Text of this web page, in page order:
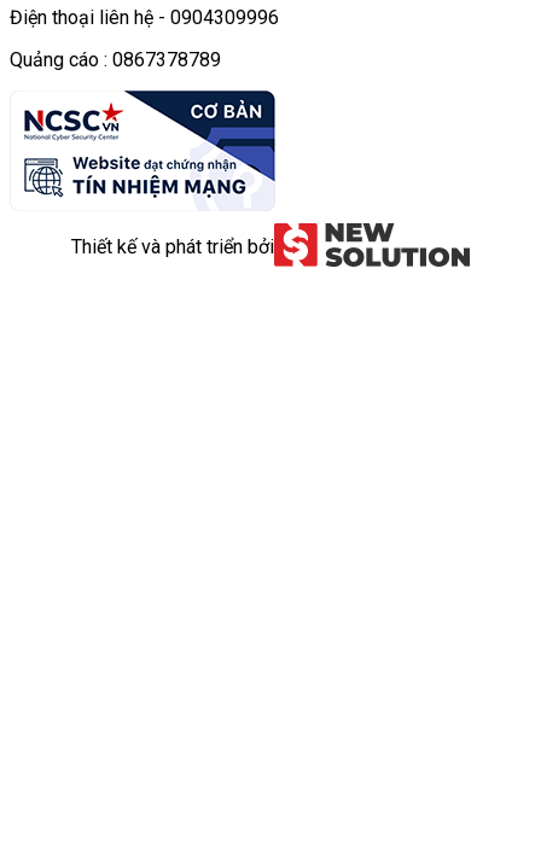
Điện thoại liên hệ - 0904309996
Quảng cáo : 0867378789
Thiết kế và phát triển bởi